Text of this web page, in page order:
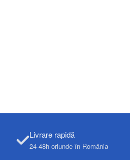
Livrare rapidă
24-48h oriunde în România